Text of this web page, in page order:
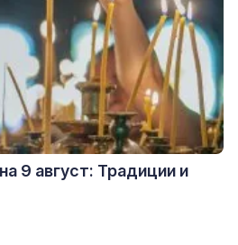
9 август: Традиции и